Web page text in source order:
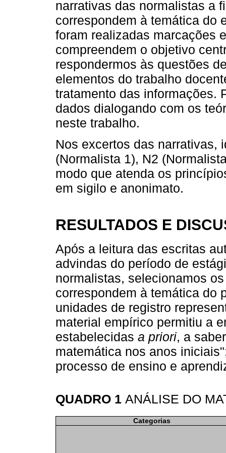
narrativas das normalistas a
correspondem à temática do
foram realizadas marcações
compreendem o objetivo
respondermos às questões
elementos do trabalho
tratamento das informações.
dados dialogando com os
neste trabalho.
Nos excertos das narrativas,
(Normalista 1), N2
modo que atenda os
em sigilo e anonimato.
RESULTADOS E
Após a leitura das escritas
advindas do período de
normalistas, selecionamos
correspondem à temática do
unidades de registro
material empírico permitiu a
estabelecidas a priori, a
matemática nos anos
processo de ensino e
QUADRO 1 ANÁLISE DO
Categorias